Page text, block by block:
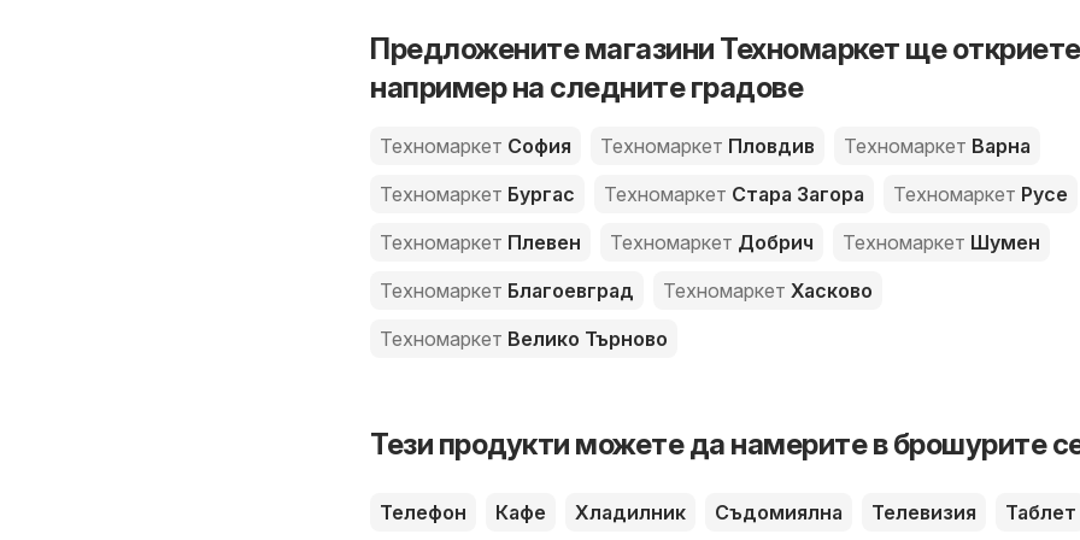
Предложените магазини Техномаркет ще откриете
например на следните градове
Техномаркет София Техномаркет Пловдив Техномаркет Варна
Техномаркет Бургас Техномаркет Стара Загора Техномаркет Русе
Техномаркет Плевен Техномаркет Добрич Техномаркет Шумен
Техномаркет Благоевград Техномаркет Хасково
Техномаркет Велико Търново
Тези продукти можете да намерите в брошурите
Телефон Кафе Хладилник Съдомиялна Телевизия
Таблет